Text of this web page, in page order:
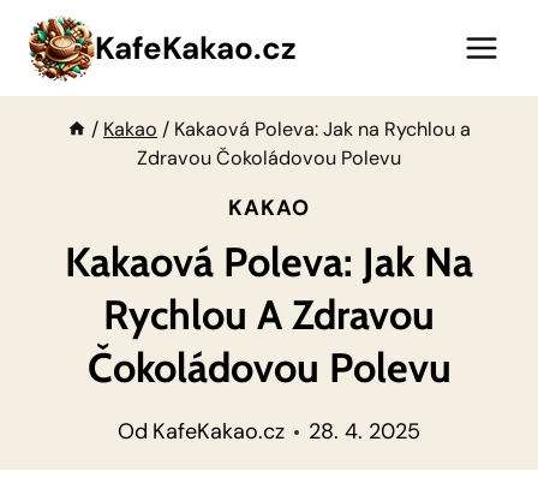
Přeskočit
obsah
KafeKakao.cz
/ Kakao / Kakaová Poleva: Jak na Rychlou a
Zdravou Čokoládovou Polevu
KAKAO
Kakaová Poleva: Jak Na
Rychlou A Zdravou
Čokoládovou Polevu
Od KafeKakao.cz 28. 4. 2025